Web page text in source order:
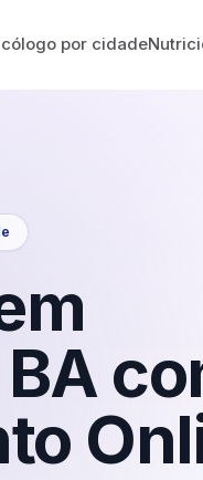
por cidade
BA